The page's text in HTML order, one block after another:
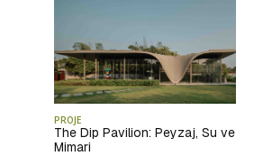
PROJE
The Dip Pavilion: Peyzaj, Su ve
Mimari